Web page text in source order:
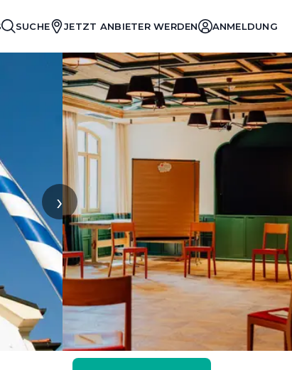
SUCHE JETZT ANBIETER WERDEN ANMELDUNG
›